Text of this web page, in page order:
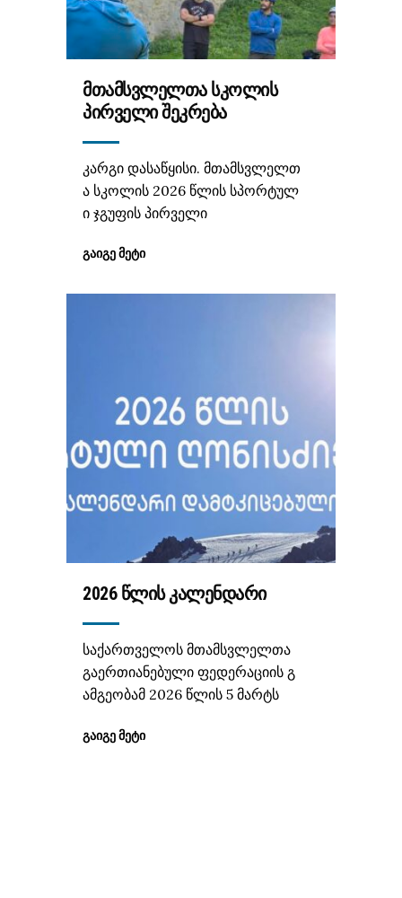
ᲛᲗᲐᲛᲡᲕᲚᲔᲚᲗᲐ ᲡᲙᲝᲚᲘᲡ
ᲞᲘᲠᲕᲔᲚᲘ ᲨᲔᲙᲠᲔᲑᲐ
კარგი დასაწყისი. მთამსვლელთ
ა სკოლის 2026 წლის სპორტულ
ი ჯგუფის პირველი
ᲒᲐᲘᲒᲔ ᲛᲔᲢᲘ
2026 ᲬᲚᲘᲡ ᲙᲐᲚᲔᲜᲓᲐᲠᲘ
საქართველოს მთამსვლელთა
გაერთიანებული ფედერაციის გ
ამგეობამ 2026 წლის 5 მარტს
ᲒᲐᲘᲒᲔ ᲛᲔᲢᲘ